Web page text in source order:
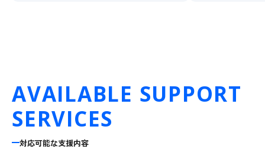
AVAILABLE SUPPORT
SERVICES
対応可能な支援内容